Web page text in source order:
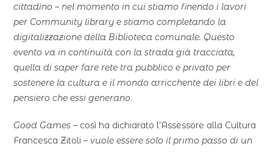
cittadino – nel momento in cui stiamo finendo i lavori
per Community library e stiamo completando la
digitalizzazione della Biblioteca comunale. Questo
evento va in continuità con la strada già tracciata,
quella di saper fare rete tra pubblico e privato per
sostenere la cultura e il mondo arricchente dei libri e del
pensiero che essi generano.
Good Games – così ha dichiarato l’Assessore alla Cultura
Francesca Zitoli –vuole essere solo il primo passo di un